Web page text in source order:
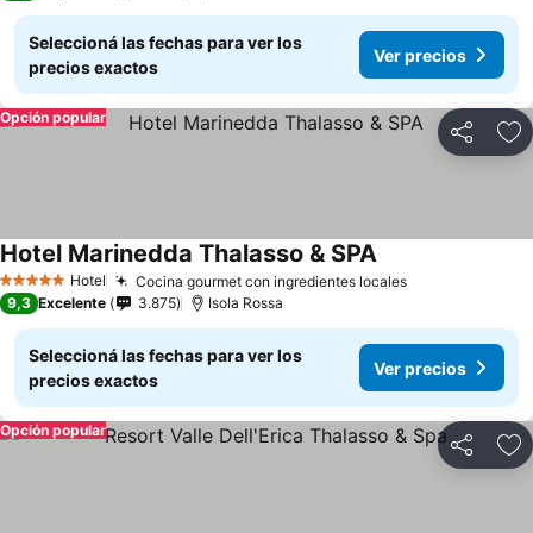
Seleccioná las fechas para ver los
precios exactos
Ver precios
Compartir
Opción popular
5 Estrellas Hotel Cocina gourmet con ingredientes locales
Hotel Marinedda Thalasso & SPA
9,3 Excelente 3.875 Isola Rossa
Seleccioná las fechas para ver los
precios exactos
Ver precios
Compartir
Opción popular